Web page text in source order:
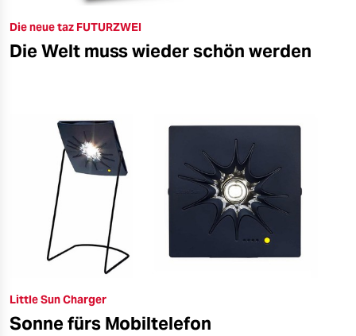
Die neue taz FUTURZWEI
Die Welt muss wieder schön werden
Little Sun Charger
Sonne fürs Mobiltelefon